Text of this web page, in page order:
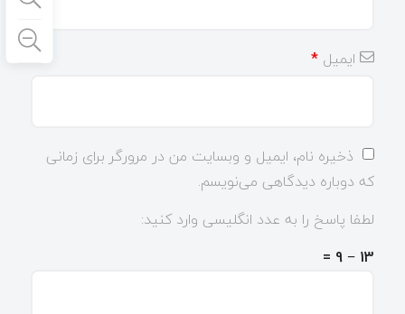
ایمیل *
ذخیره نام، ایمیل و وبسایت من در مرورگر برای زمانی
که دوباره دیدگاهی می‌نویسم.
لطفا پاسخ را به عدد انگلیسی وارد کنید:
13 − 9 =